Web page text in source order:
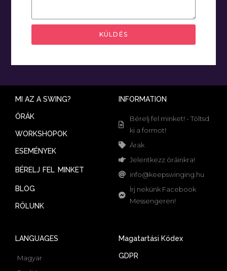
KÜLDÉS
MI AZ A SWING?
ÓRÁK
WORKSHOPOK
ESEMÉNYEK
BÉRELJ FEL MINKET
BLOG
RÓLUNK
INFORMATION
Bérelj fel minket! - Töltsd
ki a formot!
Árak
Jelentkezz óráinkra!
info@keepswinging.hu
Írj nekünk Facebook
Messengeren!
LANGUAGES
Magyar
Magatartási Kódex
GDPR